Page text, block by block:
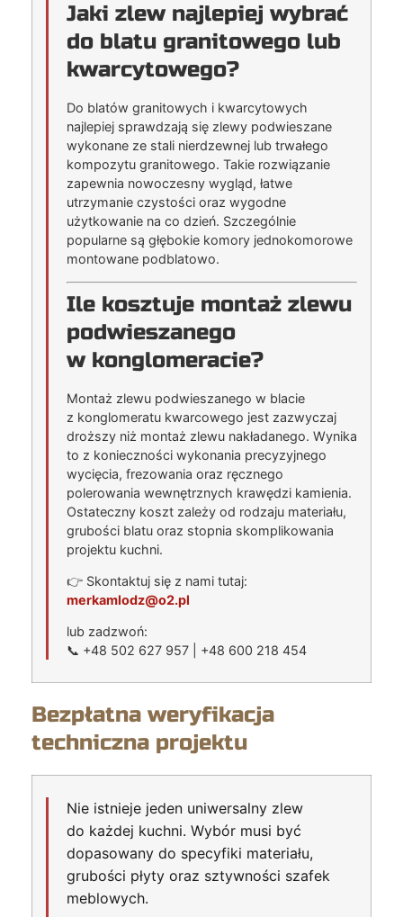
Jaki zlew najlepiej wybrać
do blatu granitowego lub
kwarcytowego?
Do blatów granitowych i kwarcytowych
najlepiej sprawdzają się zlewy podwieszane
wykonane ze stali nierdzewnej lub trwałego
kompozytu granitowego. Takie rozwiązanie
zapewnia nowoczesny wygląd, łatwe
utrzymanie czystości oraz wygodne
użytkowanie na co dzień. Szczególnie
popularne są głębokie komory jednokomorowe
montowane podblatowo.
Ile kosztuje montaż zlewu
podwieszanego
w konglomeracie?
Montaż zlewu podwieszanego w blacie
z konglomeratu kwarcowego jest zazwyczaj
droższy niż montaż zlewu nakładanego. Wynika
to z konieczności wykonania precyzyjnego
wycięcia, frezowania oraz ręcznego
polerowania wewnętrznych krawędzi kamienia.
Ostateczny koszt zależy od rodzaju materiału,
grubości blatu oraz stopnia skomplikowania
projektu kuchni.
👉 Skontaktuj się z nami tutaj:
merkamlodz@o2.pl
lub zadzwoń:
📞 +48 502 627 957 | +48 600 218 454
Bezpłatna weryfikacja
techniczna projektu
Nie istnieje jeden uniwersalny zlew
do każdej kuchni. Wybór musi być
dopasowany do specyfiki materiału,
grubości płyty oraz sztywności szafek
meblowych.